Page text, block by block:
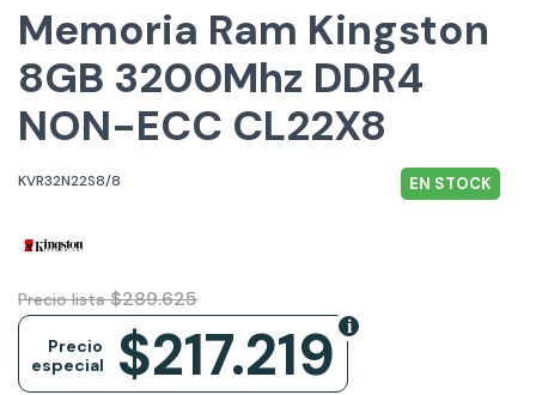
Memoria Ram Kingston
8GB 3200Mhz DDR4
NON-ECC CL22X8
KVR32N22S8/8 EN STOCK
Precio lista $289.625
$217.219
Precio
especial